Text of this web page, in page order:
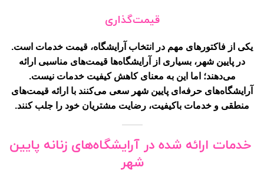
قیمت‌گذاری
یکی از فاکتورهای مهم در انتخاب آرایشگاه، قیمت خدمات است.
در پایین شهر، بسیاری از آرایشگاه‌ها قیمت‌های مناسبی ارائه
می‌دهند؛ اما این به معنای کاهش کیفیت خدمات نیست.
آرایشگاه‌های حرفه‌ای پایین شهر سعی می‌کنند با ارائه قیمت‌های
منطقی و خدمات باکیفیت، رضایت مشتریان خود را جلب کنند.
خدمات ارائه شده در آرایشگاه‌های زنانه پایین
شهر